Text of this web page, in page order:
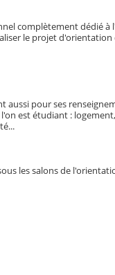
complètement dédié à
le projet d'orientation
aussi pour ses
est étudiant :
les salons de